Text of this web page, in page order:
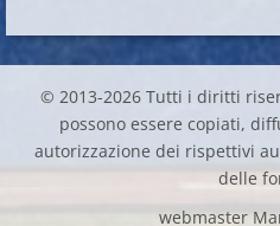
© 2013-2026 Tutti i diritti
possono essere copiati,
autorizzazione dei rispettivi
delle
webmaster